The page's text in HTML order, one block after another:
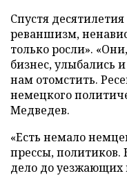
Спустя
реваншизм,
только росли».
бизнес, улыбались
нам отомстить.
немецкого
Медведев.
«Есть немало
прессы, политиков.
дело до